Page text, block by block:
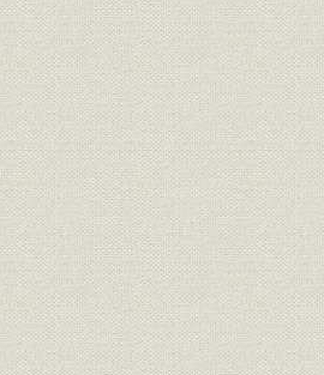
原始定款 昭和11年9
現行定款 平成6年6
役員任期一覧 昭和11年~
資本金・株主数の推移 昭和11年~
株式の状況 平成8年3
スパークプラグ生産実績 昭和38~平